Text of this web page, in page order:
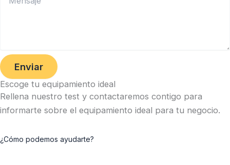
Enviar
Escoge tu equipamiento ideal
Rellena nuestro test y contactaremos contigo para
informarte sobre el equipamiento ideal para tu negocio.
¿Cómo podemos ayudarte?